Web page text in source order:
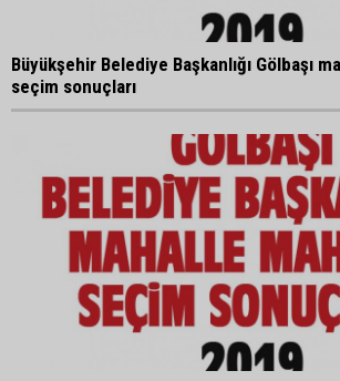
Büyükşehir Belediye Başkanlığı Gölbaşı
seçim sonuçları